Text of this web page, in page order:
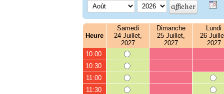
Heure
Samedi
24 Juillet,
2027
Dimanche
25 Juillet,
2027
Lundi
26
2027
10:00
10:30
11:00
11:30